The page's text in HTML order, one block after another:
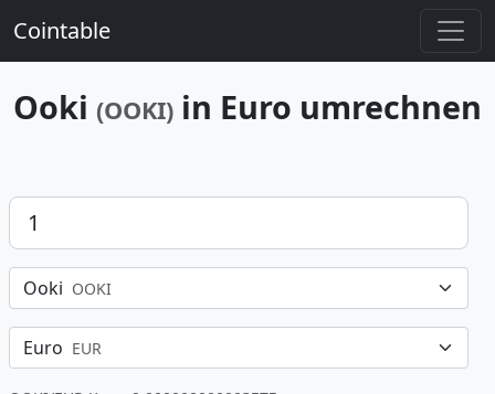
Cointable
Ooki (OOKI) in Euro umrechnen
Betrag
Ooki OOKI
Euro EUR